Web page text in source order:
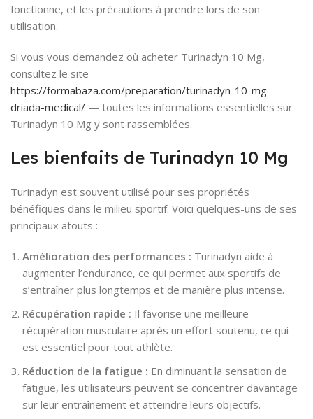
fonctionne, et les précautions à prendre lors de son
utilisation.
Si vous vous demandez où acheter Turinadyn 10 Mg,
consultez le site
https://formabaza.com/preparation/turinadyn-10-mg-
driada-medical/ — toutes les informations essentielles sur
Turinadyn 10 Mg y sont rassemblées.
Les bienfaits de Turinadyn 10 Mg
Turinadyn est souvent utilisé pour ses propriétés
bénéfiques dans le milieu sportif. Voici quelques-uns de ses
principaux atouts :
Amélioration des performances : Turinadyn aide à
augmenter l’endurance, ce qui permet aux sportifs de
s’entraîner plus longtemps et de manière plus intense.
Récupération rapide : Il favorise une meilleure
récupération musculaire après un effort soutenu, ce qui
est essentiel pour tout athlète.
Réduction de la fatigue : En diminuant la sensation de
fatigue, les utilisateurs peuvent se concentrer davantage
sur leur entraînement et atteindre leurs objectifs.